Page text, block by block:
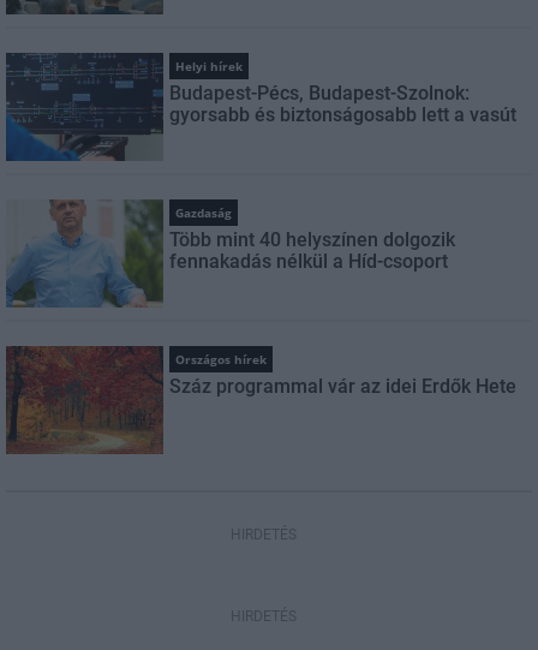
Helyi hírek
Budapest-Pécs, Budapest-Szolnok:
gyorsabb és biztonságosabb lett a vasút
Gazdaság
Több mint 40 helyszínen dolgozik
fennakadás nélkül a Híd-csoport
Országos hírek
Száz programmal vár az idei Erdők Hete
HIRDETÉS
HIRDETÉS